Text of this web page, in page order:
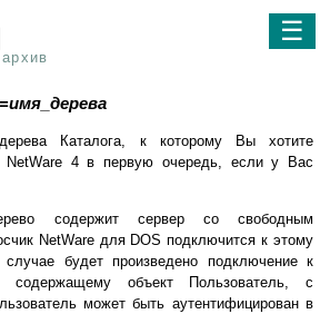
архив
☰
имя_дерева
Каталога, к которому Вы хотите
NetWare 4 в первую очередь, если у Вас
содержит сервер со свободным
NetWare для DOS подключится к этому
будет произведено подключение к
содержащему объект Пользователь, с
может быть аутентифицирован в